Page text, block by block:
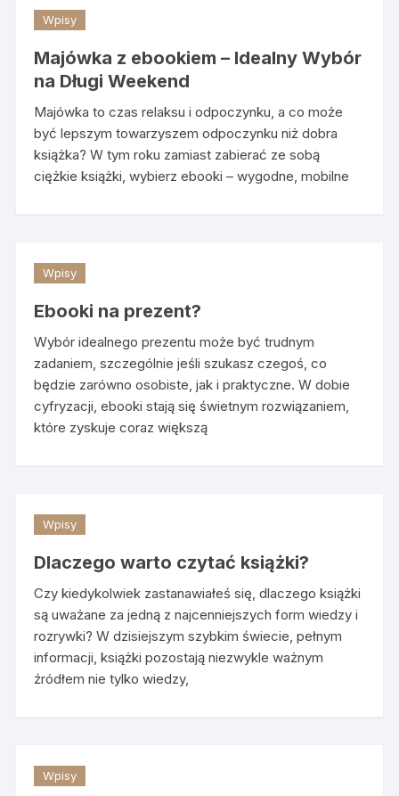
Wpisy
Majówka z ebookiem – Idealny Wybór
na Długi Weekend
Majówka to czas relaksu i odpoczynku, a co może
być lepszym towarzyszem odpoczynku niż dobra
książka? W tym roku zamiast zabierać ze sobą
ciężkie książki, wybierz ebooki – wygodne, mobilne
Wpisy
Ebooki na prezent?
Wybór idealnego prezentu może być trudnym
zadaniem, szczególnie jeśli szukasz czegoś, co
będzie zarówno osobiste, jak i praktyczne. W dobie
cyfryzacji, ebooki stają się świetnym rozwiązaniem,
które zyskuje coraz większą
Wpisy
Dlaczego warto czytać książki?
Czy kiedykolwiek zastanawiałeś się, dlaczego książki
są uważane za jedną z najcenniejszych form wiedzy i
rozrywki? W dzisiejszym szybkim świecie, pełnym
informacji, książki pozostają niezwykle ważnym
źródłem nie tylko wiedzy,
Wpisy